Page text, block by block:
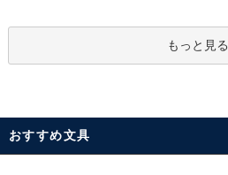
もっと見る
おすすめ文具